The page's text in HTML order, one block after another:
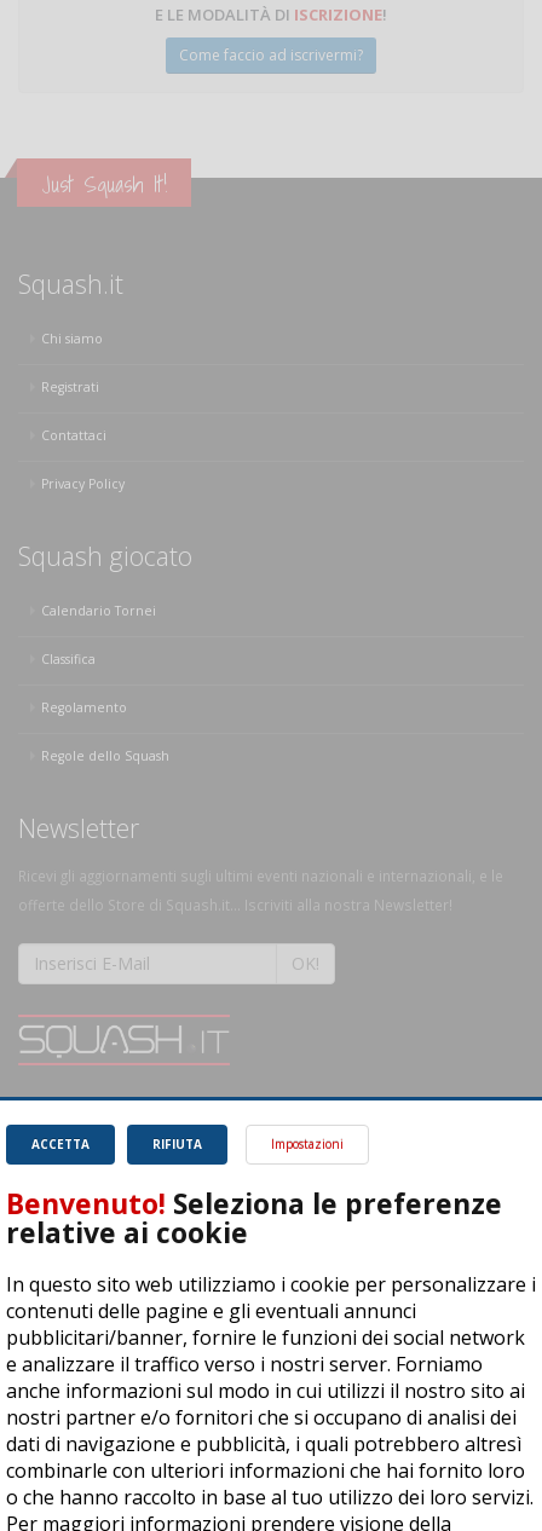
E LE MODALITÀ DI ISCRIZIONE!
Come faccio ad iscrivermi?
Just Squash It!
Squash.it
Chi siamo
Registrati
Contattaci
Privacy Policy
Squash giocato
Calendario Tornei
Classifica
Regolamento
Regole dello Squash
Newsletter
Ricevi gli aggiornamenti sugli ultimi eventi nazionali e internazionali, e le
offerte dello Store di Squash.it... Iscriviti alla nostra Newsletter!
OK!
magnifico sport.
Leggi
RIFIUTA
ACCETTA Impostazioni
Benvenuto! Seleziona le preferenze
relative ai cookie
In questo sito web utilizziamo i cookie per personalizzare i
contenuti delle pagine e gli eventuali annunci
pubblicitari/banner, fornire le funzioni dei social network
e analizzare il traffico verso i nostri server. Forniamo
anche informazioni sul modo in cui utilizzi il nostro sito ai
nostri partner e/o fornitori che si occupano di analisi dei
dati di navigazione e pubblicità, i quali potrebbero altresì
combinarle con ulteriori informazioni che hai fornito loro
o che hanno raccolto in base al tuo utilizzo dei loro servizi.
Per maggiori informazioni prendere visione della
ASD Let's Sport - Via T. Olivelli 3, 25014 Castenedolo (BS) - P. Iva:
04278030988
© Copyright 2015 | All Rights Reserved - Powered byDynDevice
Privacy Policy Cookie Policy Accessibilità Sitemap